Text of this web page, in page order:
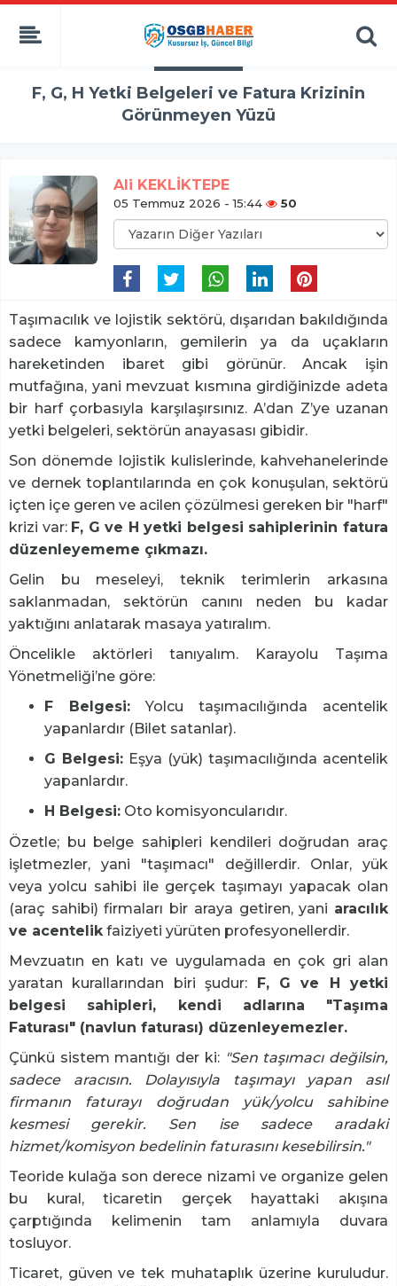
F, G, H Yetki Belgeleri ve Fatura Krizinin
Görünmeyen Yüzü
Ali KEKLİKTEPE
05 Temmuz 2026 - 15:44 50
Taşımacılık ve lojistik sektörü, dışarıdan bakıldığında
sadece kamyonların, gemilerin ya da uçakların
hareketinden ibaret gibi görünür. Ancak işin
mutfağına, yani mevzuat kısmına girdiğinizde adeta
bir harf çorbasıyla karşılaşırsınız. A’dan Z’ye uzanan
yetki belgeleri, sektörün anayasası gibidir.
Son dönemde lojistik kulislerinde, kahvehanelerinde
ve dernek toplantılarında en çok konuşulan, sektörü
içten içe geren ve acilen çözülmesi gereken bir "harf"
krizi var: F, G ve H yetki belgesi sahiplerinin fatura
düzenleyememe çıkmazı.
Gelin bu meseleyi, teknik terimlerin arkasına
saklanmadan, sektörün canını neden bu kadar
yaktığını anlatarak masaya yatıralım.
Öncelikle aktörleri tanıyalım. Karayolu Taşıma
Yönetmeliği’ne göre:
F Belgesi: Yolcu taşımacılığında acentelik
yapanlardır (Bilet satanlar).
G Belgesi: Eşya (yük) taşımacılığında acentelik
yapanlardır.
H Belgesi: Oto komisyoncularıdır.
Özetle; bu belge sahipleri kendileri doğrudan araç
işletmezler, yani "taşımacı" değillerdir. Onlar, yük
veya yolcu sahibi ile gerçek taşımayı yapacak olan
(araç sahibi) firmaları bir araya getiren, yani aracılık
ve acentelikfaiziyeti yürüten profesyonellerdir.
Mevzuatın en katı ve uygulamada en çok gri alan
yaratan kurallarından biri şudur: F, G ve H yetki
belgesi sahipleri, kendi adlarına "Taşıma
Faturası" (navlun faturası) düzenleyemezler.
Çünkü sistem mantığı der ki: "Sen taşımacı değilsin,
sadece aracısın. Dolayısıyla taşımayı yapan asıl
firmanın faturayı doğrudan yük/yolcu sahibine
kesmesi gerekir. Sen ise sadece aradaki
hizmet/komisyon bedelinin faturasını kesebilirsin."
Teoride kulağa son derece nizami ve organize gelen
bu kural, ticaretin gerçek hayattaki akışına
çarptığında kelimenin tam anlamıyla duvara
tosluyor.
Ticaret, güven ve tek muhataplık üzerine kuruludur.